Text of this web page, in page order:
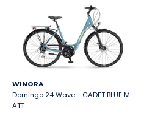
WINORA
Domingo 24 Wave - CADET BLUE M
ATT